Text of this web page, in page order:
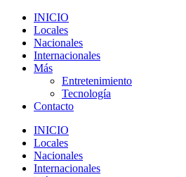
INICIO
Locales
Nacionales
Internacionales
Más
Entretenimiento
Tecnología
Contacto
INICIO
Locales
Nacionales
Internacionales